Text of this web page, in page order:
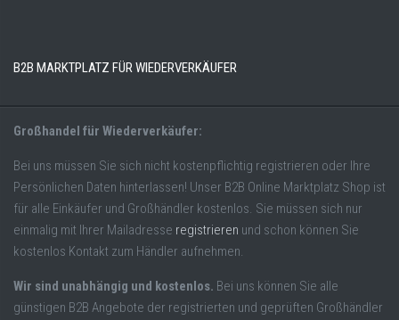
B2B MARKTPLATZ FÜR WIEDERVERKÄUFER
Großhandel für Wiederverkäufer:
Bei uns müssen Sie sich nicht kostenpflichtig registrieren oder Ihre
Persönlichen Daten hinterlassen! Unser B2B Online Marktplatz Shop ist
für alle Einkäufer und Großhändler kostenlos. Sie müssen sich nur
einmalig mit Ihrer Mailadresse registrieren und schon können Sie
kostenlos Kontakt zum Händler aufnehmen.
Wir sind unabhängig und kostenlos. Bei uns können Sie alle
günstigen B2B Angebote der registrierten und geprüften Großhändler